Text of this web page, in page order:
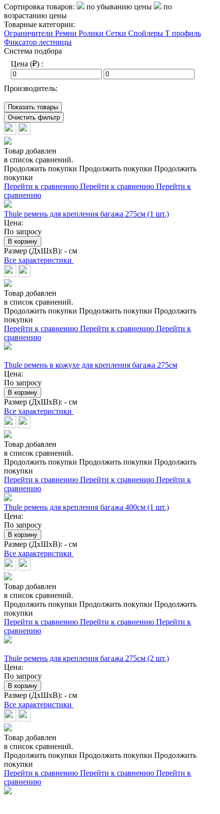
Сортировка товаров: по убыванию цены
по
возрастанию цены
Товарные категории:
Ограничители Ремни Ролики Сетки Спойлеры Т профиль
Фиксатор лестницы
Система подбора
Цена (₽) :
Производитель:
Показать товары
Очистить фильтр
Товар добавлен
в список сравнений.
Продолжить покупки Продолжить покупки Продолжить
покупки
Перейти к сравнению Перейти к сравнению Перейти к
сравнению
Thule ремень для крепления багажа 275см (1 шт.)
Цена:
По запросу
В корзину
Размер (ДхШхВ): - см
Все характеристики
Товар добавлен
в список сравнений.
Продолжить покупки Продолжить покупки Продолжить
покупки
Перейти к сравнению Перейти к сравнению Перейти к
сравнению
Thule ремень в кожухе для крепления багажа 275см
Цена:
По запросу
В корзину
Размер (ДхШхВ): - см
Все характеристики
Товар добавлен
в список сравнений.
Продолжить покупки Продолжить покупки Продолжить
покупки
Перейти к сравнению Перейти к сравнению Перейти к
сравнению
Thule ремень для крепления багажа 400см (1 шт.)
Цена:
По запросу
В корзину
Размер (ДхШхВ): - см
Все характеристики
Товар добавлен
в список сравнений.
Продолжить покупки Продолжить покупки Продолжить
покупки
Перейти к сравнению Перейти к сравнению Перейти к
сравнению
Thule ремень для крепления багажа 275см (2 шт.)
Цена:
По запросу
В корзину
Размер (ДхШхВ): - см
Все характеристики
Товар добавлен
в список сравнений.
Продолжить покупки Продолжить покупки Продолжить
покупки
Перейти к сравнению Перейти к сравнению Перейти к
сравнению